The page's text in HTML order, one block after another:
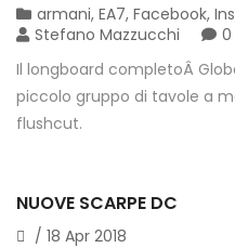
armani, EA7, Facebook,
Stefano Mazzucchi
Il longboard completoÂ
piccolo gruppo di tavole a
flushcut.
NUOVE SCARPE DC
/ 18 Apr 2018